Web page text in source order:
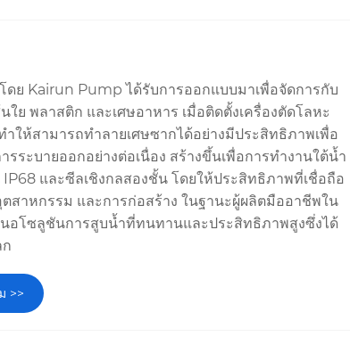
ดย Kairun Pump ได้รับการออกแบบมาเพื่อจัดการกับ
ใย พลาสติก และเศษอาหาร เมื่อติดตั้งเครื่องตัดโลหะ
ให้สามารถทำลายเศษซากได้อย่างมีประสิทธิภาพเพื่อ
ระบายออกอย่างต่อเนื่อง สร้างขึ้นเพื่อการทำงานใต้น้ำ
และซีลเชิงกลสองชั้น โดยให้ประสิทธิภาพที่เชื่อถือ
ตสาหกรรม และการก่อสร้าง ในฐานะผู้ผลิตมืออาชีพใน
อโซลูชันการสูบน้ำที่ทนทานและประสิทธิภาพสูงซึ่งได้
>>